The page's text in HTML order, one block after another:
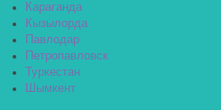
Караганда
Кызылорда
Павлодар
Петропавловск
Туркестан
Шымкент